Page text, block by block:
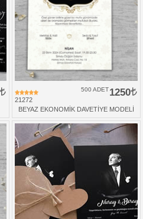
21272
1250
500 ADET
BEYAZ EKONOMİK DAVETİYE MODELİ